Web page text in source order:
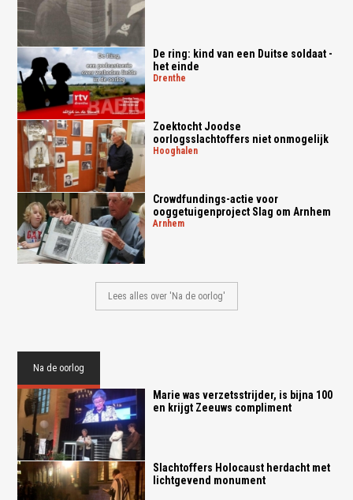
De ring: kind van een Duitse soldaat -
het einde
drenthe
Zoektocht Joodse
oorlogsslachtoffers niet onmogelijk
hooghalen
Crowdfundings-actie voor
ooggetuigenproject Slag om Arnhem
arnhem
Lees alles over 'Na de oorlog'
Na de oorlog
Marie was verzetsstrijder, is bijna 100
en krijgt Zeeuws compliment
Slachtoffers Holocaust herdacht met
lichtgevend monument